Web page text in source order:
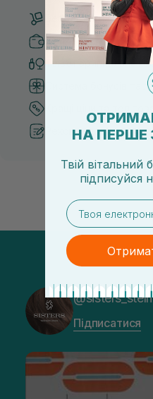
Безкоштовна
Безпечні способи
Тільки оригінальна
Система бонусів та
Кращі ціни та топ
Рекомендації від
Підписатися
НА ПЕРШЕ
Твій
підписуйся
email